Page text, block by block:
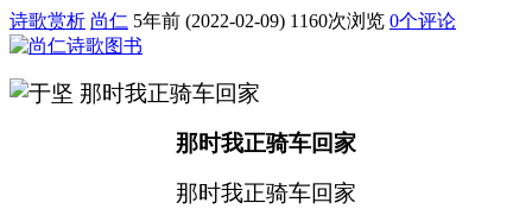
诗歌赏析 尚仁 5年前 (2022-02-09) 1160次浏览 0个评论
那时我正骑车回家
那时我正骑车回家